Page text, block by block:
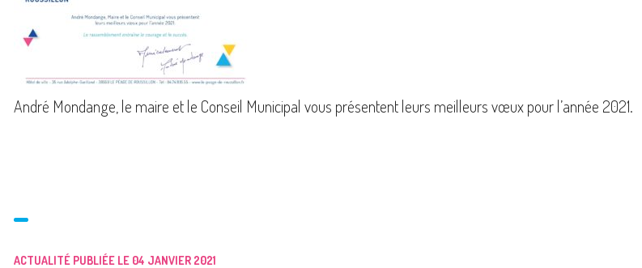
André Mondange, le maire et le Conseil Municipal vous présentent leurs meilleurs vœux pour l’année 2021.
ACTUALITÉ PUBLIÉE LE 04 JANVIER 2021